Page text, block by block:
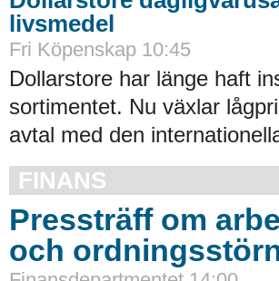
livsmedel
Fri Köpenskap 10:45
Dollarstore har länge haft
sortimentet. Nu växlar
avtal med den
FINANS
Pressträff om
och